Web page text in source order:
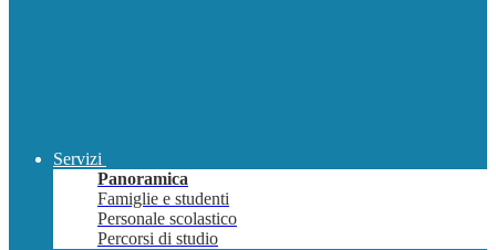
Servizi
Panoramica
Famiglie e studenti
Personale scolastico
Percorsi di studio